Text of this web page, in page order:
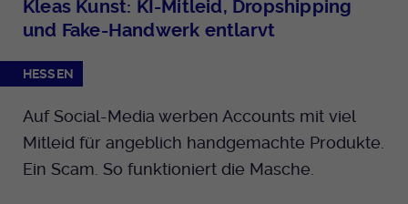
Kleas Kunst: KI-Mitleid, Dropshipping
und Fake-Handwerk entlarvt
HESSEN
Auf Social-Media werben Accounts mit viel
Mitleid für angeblich handgemachte Produkte.
Ein Scam. So funktioniert die Masche.